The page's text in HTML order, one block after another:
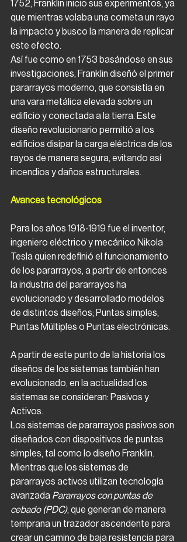
1752, Franklin inicio sus experimentos, ya
que mientras volaba una cometa un rayo
la impacto y busco la manera de replicar
este efecto.
Así fue como en 1753 basándose en sus
investigaciones, Franklin diseñó el primer
pararrayos moderno, que consistía en
una vara metálica elevada sobre un
edificio y conectada a la tierra. Este
diseño revolucionario permitió a los
edificios disipar la carga eléctrica de los
rayos de manera segura, evitando así
incendios y daños estructurales.
Avances tecnológicos
Para los años 1918-1919 fue el inventor,
ingeniero eléctrico y mecánico Nikola
Tesla quien redefinió el funcionamiento
de los pararrayos, a partir de entonces
la industria del pararrayos ha
evolucionado y desarrollado modelos
de distintos diseños; Puntas simples,
Puntas Múltiples o Puntas electrónicas.
A partir de este punto de la historia los
diseños de los sistemas también han
evolucionado, en la actualidad los
sistemas se consideran: Pasivos y
Activos.
Los sistemas de pararrayos pasivos son
diseñados con dispositivos de puntas
simples, tal como lo diseño Franklin.
Mientras que los sistemas de
pararrayos activos utilizan tecnología
avanzada Pararrayos con puntas de
cebado (PDC), que generan de manera
temprana un trazador ascendente para
crear un camino de baja resistencia para